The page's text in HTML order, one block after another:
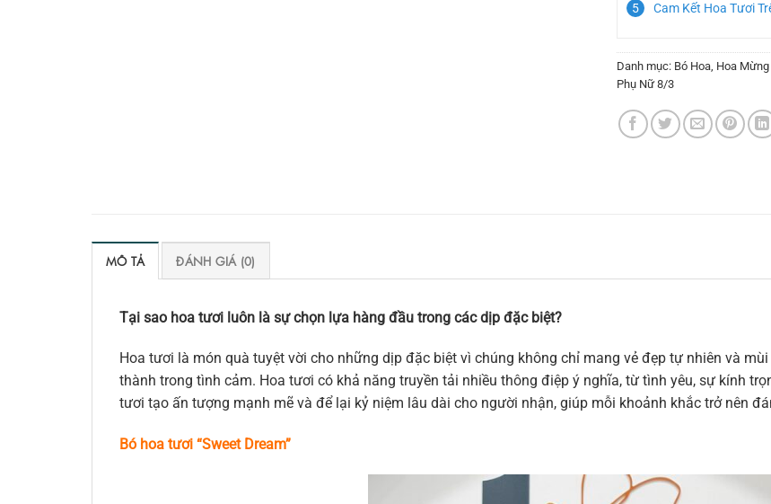
Cam Kết Hoa Tươi
Danh mục: Bó Hoa Hoa
Phụ Nữ 8/3
MÔ TẢ ĐÁNH GIÁ (0)
Tại sao hoa tươi luôn là sự chọn lựa hàng đầu trong các dịp đặc biệt?
Hoa tươi là món quà tuyệt vời cho những dịp đặc biệt vì chúng không chỉ mang vẻ đẹp tự nhiên và
thành trong tình cảm. Hoa tươi có khả năng truyền tải nhiều thông điệp ý nghĩa, từ tình yêu, sự kính
tươi tạo ấn tượng mạnh mẽ và để lại kỷ niệm lâu dài cho người nhận, giúp mỗi khoảnh khắc trở nên
Bó hoa tươi “Sweet Dream”